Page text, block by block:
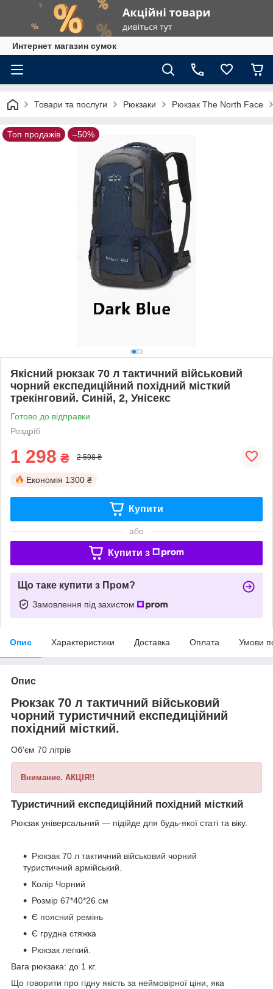
Интернет магазин сумок
Товари та послуги Рюкзаки Рюкзак The North Face
Топ продажів –50%
Якісний рюкзак 70 л тактичний військовий
чорний експедиційний похідний місткий
трекінговий. Синій, 2, Унісекс
Готово до відправки
Роздріб
1 298 ₴ 2 598 ₴
Економія 1300 ₴
Купити
або
Купити з
Що таке купити з Пром?
Замовлення під захистом
Опис Характеристики Доставка Оплата Умови
Опис
Рюкзак 70 л тактичний військовий
чорний туристичний експедиційний
похідний місткий.
Об'єм 70 літрів
Внимание. АКЦІЯ!!
Туристичний експедиційний похідний місткий
Рюкзак універсальний — підійде для будь-якої статі та віку.
Рюкзак 70 л тактичний військовий чорний
туристичний армійський.
Колір Чорний
Розмір 67*40*26 см
Є поясний ремінь
Є грудна стяжка
Рюкзак легкий.
Вага рюкзака: до 1 кг.
Що говорити про гідну якість за неймовірної ціни, яка